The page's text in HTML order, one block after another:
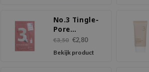
No.3 Tingle-
Pore
Softening
Sheet Mask
€3,50 €2,80
Bekijk product